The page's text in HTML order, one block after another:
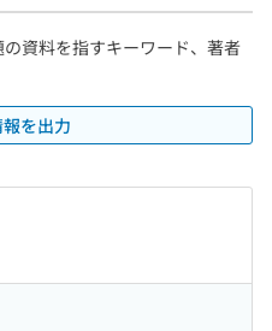
資料を指すキーワード、著者
を出力